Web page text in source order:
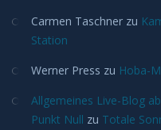
Steineisenmeteorite
Eisenmeteorite
Artverwandtes
Carmen Taschner zu
Station
Werner Press zu Hoba-
Allgemeines Live-Blog
Punkt Null zu Totale